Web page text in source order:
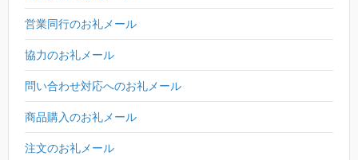
営業同行のお礼メール
協力のお礼メール
問い合わせ対応へのお礼メール
商品購入のお礼メール
注文のお礼メール